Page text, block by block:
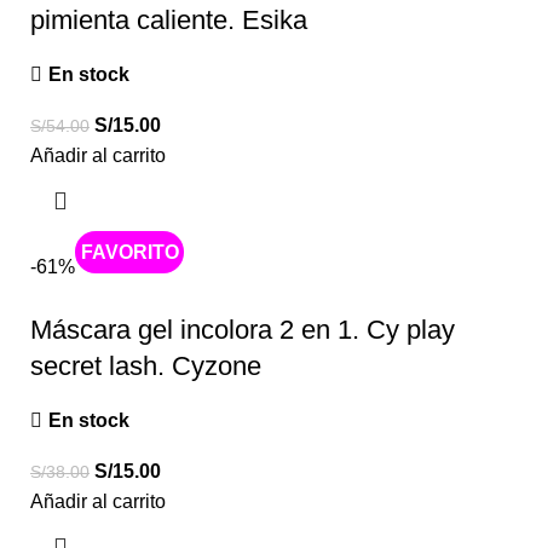
pimienta caliente. Esika
En stock
S/54.00 S/15.00
Añadir al carrito
-61%
Caliente
Máscara gel incolora 2 en 1. Cy play
secret lash. Cyzone
En stock
S/38.00 S/15.00
Añadir al carrito